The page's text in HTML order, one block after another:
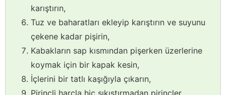
karıştırın,
Tuz ve baharatları ekleyip karıştırın ve suyunu
çekene kadar pişirin,
Kabakların sap kısmından pişerken üzerlerine
koymak için bir kapak kesin,
İçlerini bir tatlı kaşığıyla çıkarın,